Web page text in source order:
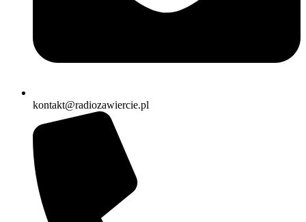
kontakt@radiozawiercie.pl